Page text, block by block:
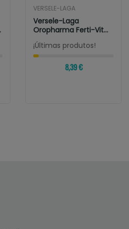
VERSELE-LAGA
Versele-Laga
Oropharma Ferti-Vit
Mezcla De Vitaminas...
¡Últimas produtos!
8,39 €